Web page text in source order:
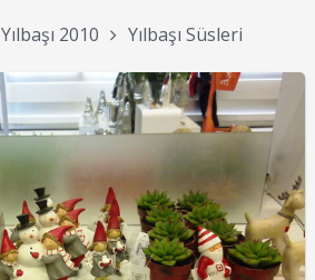
Yılbaşı 2010 Yılbaşı Süsleri